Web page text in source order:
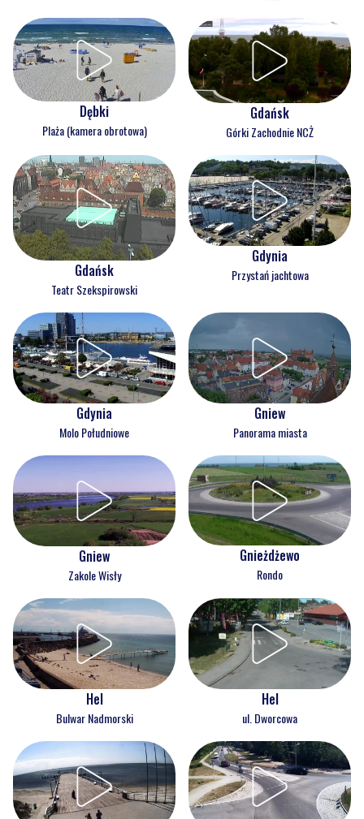
Dębki
Plaża (kamera obrotowa)
Gdańsk
Górki Zachodnie NCŻ
Gdańsk
Teatr Szekspirowski
Gdynia
Przystań jachtowa
Gdynia
Molo Południowe
Gniew
Panorama miasta
Gniew
Zakole Wisły
Gnieżdżewo
Rondo
Hel
Bulwar Nadmorski
Hel
ul. Dworcowa